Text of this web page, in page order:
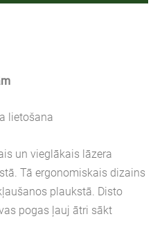
lietošana
un vieglākais lāzera
Tā ergonomiskais dizains
plaukstā. Disto
pogas ļauj ātri sākt